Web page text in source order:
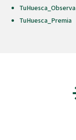
TuHuesca_Observa
TuHuesca_Premia